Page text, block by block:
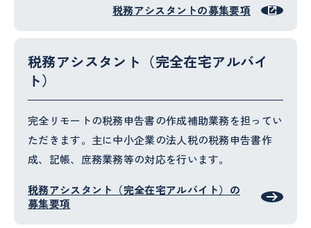
税務アシスタントの募集要項
税務アシスタント（完全在宅アルバイ
ト）
完全リモートの税務申告書の作成補助業務を担ってい
ただきます。主に中小企業の法人税の税務申告書作
成、記帳、庶務業務等の対応を行います。
税務アシスタント（完全在宅アルバイト）の
募集要項